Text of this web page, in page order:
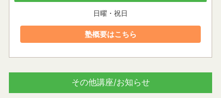
日曜・祝日
塾概要はこちら
その他講座/お知らせ